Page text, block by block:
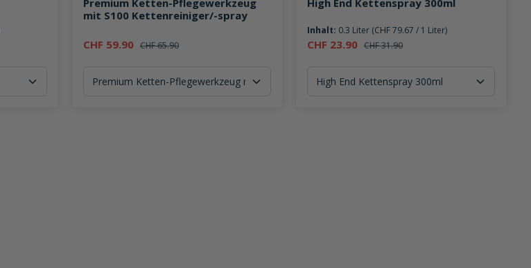
Premium Ketten-Pflegewerkzeug
mit S100 Kettenreiniger/-spray
CHF 59.90 CHF 65.90
High End Kettenspray 300ml
Inhalt: 0.3 Liter (CHF 79.67 / 1 Liter)
CHF 23.90 CHF 31.90